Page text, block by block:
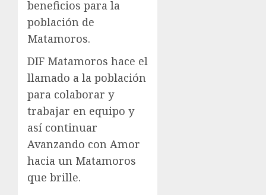
beneficios para la
población de
Matamoros.
DIF Matamoros hace el
llamado a la población
para colaborar y
trabajar en equipo y
así continuar
Avanzando con Amor
hacia un Matamoros
que brille.